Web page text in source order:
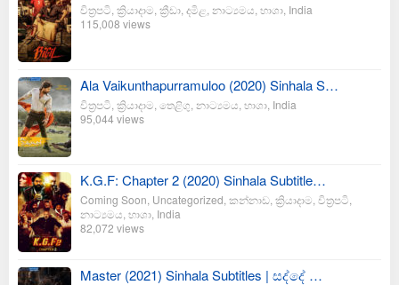
චිත්‍රපටි ක්‍රියාදාම ක්‍රීඩා දමිළ නාට්‍යමය භාශා India
115,008 views
Ala Vaikunthapurramuloo (2020) Sinhala S…
චිත්‍රපටි ක්‍රියාදාම තෙළිගු නාට්‍යමය භාශා India
95,044 views
K.G.F: Chapter 2 (2020) Sinhala Subtitle…
Coming Soon Uncategorized කන්නාඩ ක්‍රියාදාම චිත්‍රපටි
නාට්‍යමය භාශා India
82,072 views
Master (2021) Sinhala Subtitles | සද්දේ …